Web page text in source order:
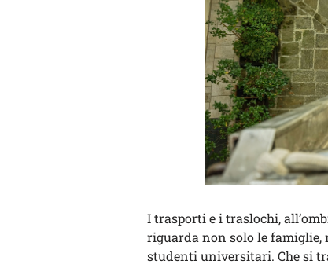
I trasporti e i traslochi,
riguarda non solo le famiglie,
studenti universitari. Che si